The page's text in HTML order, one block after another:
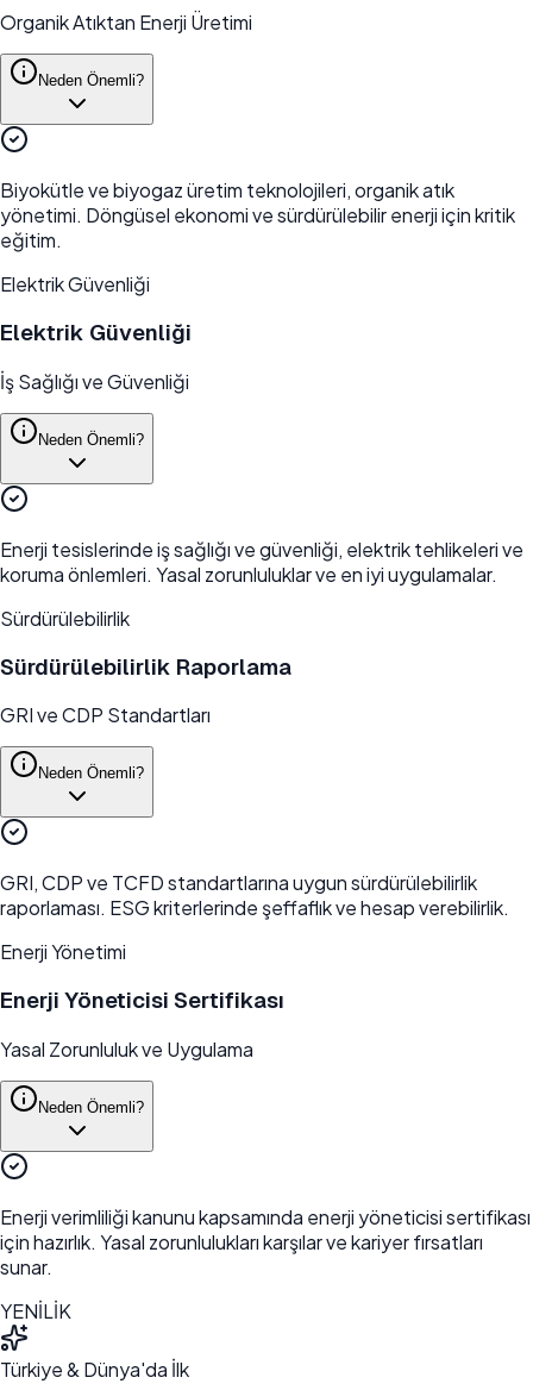
Organik Atıktan Enerji Üretimi
Neden Önemli?
Biyokütle ve biyogaz üretim teknolojileri, organik atık
yönetimi. Döngüsel ekonomi ve sürdürülebilir enerji için kritik
eğitim.
Elektrik Güvenliği
Elektrik Güvenliği
İş Sağlığı ve Güvenliği
Neden Önemli?
Enerji tesislerinde iş sağlığı ve güvenliği, elektrik tehlikeleri ve
koruma önlemleri. Yasal zorunluluklar ve en iyi uygulamalar.
Sürdürülebilirlik
Sürdürülebilirlik Raporlama
GRI ve CDP Standartları
Neden Önemli?
GRI, CDP ve TCFD standartlarına uygun sürdürülebilirlik
raporlaması. ESG kriterlerinde şeffaflık ve hesap verebilirlik.
Enerji Yönetimi
Enerji Yöneticisi Sertifikası
Yasal Zorunluluk ve Uygulama
Neden Önemli?
Enerji verimliliği kanunu kapsamında enerji yöneticisi sertifikası
için hazırlık. Yasal zorunlulukları karşılar ve kariyer fırsatları
sunar.
YENİLİK
Türkiye & Dünya'da İlk